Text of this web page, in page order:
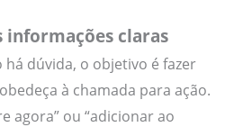
informações claras
dúvida, o objetivo é fazer
à chamada para ação.
agora” ou “adicionar ao